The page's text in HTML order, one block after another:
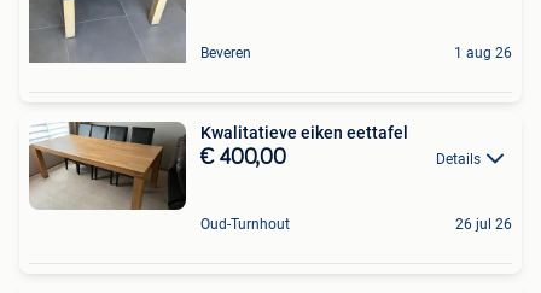
Beveren 1 aug 26
Kwalitatieve eiken eettafel
€ 400,00 Details
Oud-Turnhout 26 jul 26